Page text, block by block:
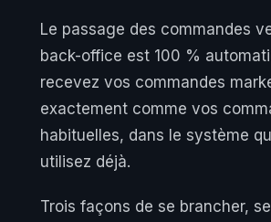
Le passage des commandes
back-office est 100 %
recevez vos commandes
exactement comme vos
habituelles, dans le système
utilisez déjà.
Trois façons de se brancher,